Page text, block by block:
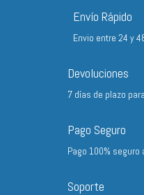
220,20 €
Envío Rápido
Envio entre 24 y
Devoluciones
7 días de plazo
Pago Seguro
Pago 100% seguro
Soporte